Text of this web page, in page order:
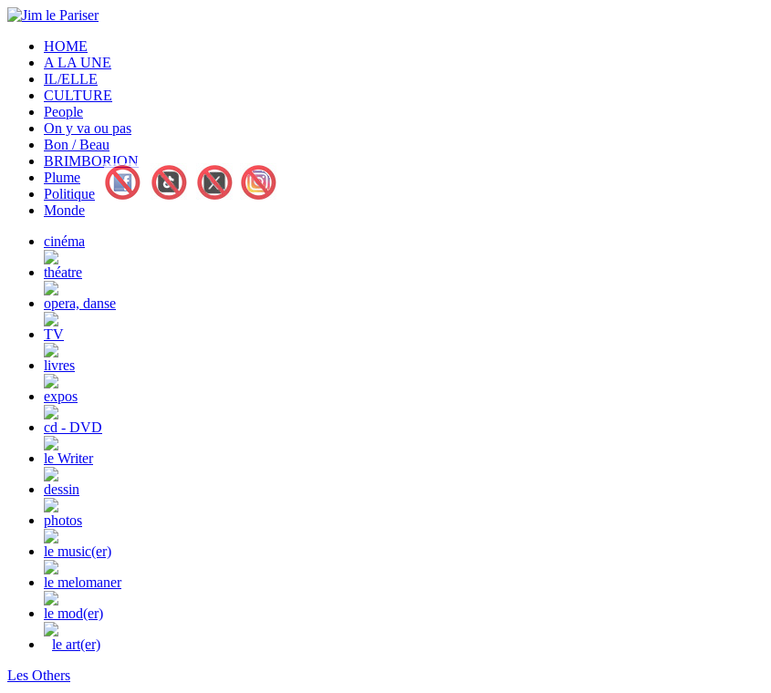
HOME
A LA UNE
IL/ELLE
CULTURE
People
On y va ou pas
Bon / Beau
BRIMBORION
Plume
Politique
Monde
cinéma
théatre
opera, danse
TV
livres
expos
cd - DVD
le Writer
dessin
photos
le music(er)
le melomaner
le mod(er)
le art(er)
Les Others